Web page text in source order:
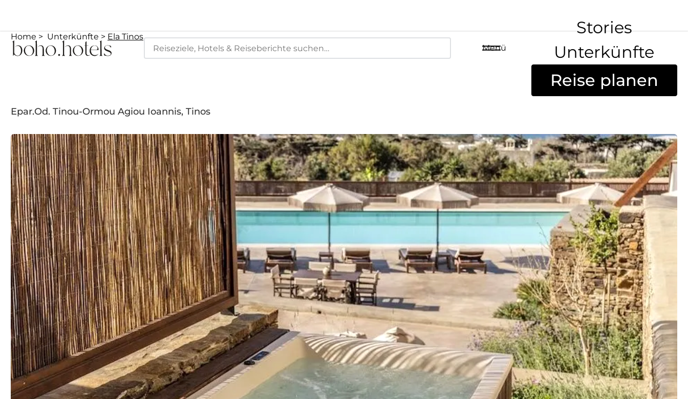
Menü
Stories
Unterkünfte
Reise planen
Home Unterkünfte Ela Tinos
Epar.Od. Tinou-Ormou Agiou Ioannis, Tinos